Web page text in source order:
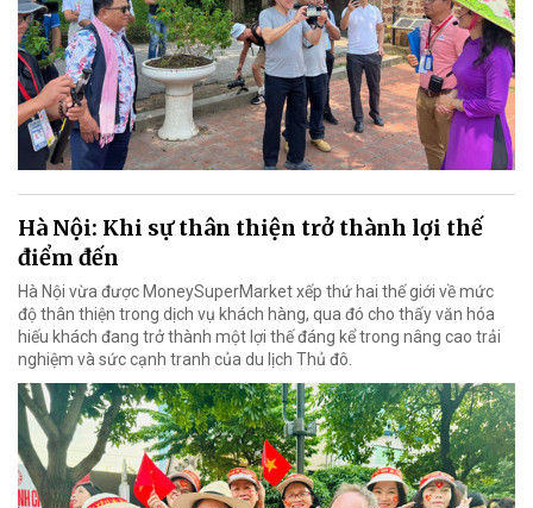
Hà Nội: Khi sự thân thiện trở thành lợi thế
điểm đến
Hà Nội vừa được MoneySuperMarket xếp thứ hai thế giới về mức
độ thân thiện trong dịch vụ khách hàng, qua đó cho thấy văn hóa
hiếu khách đang trở thành một lợi thế đáng kể trong nâng cao trải
nghiệm và sức cạnh tranh của du lịch Thủ đô.